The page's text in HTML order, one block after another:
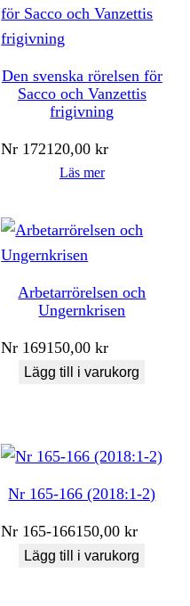
Den svenska rörelsen för
Sacco och Vanzettis
frigivning
Nr 172120,00kr
Läs mer
Arbetarrörelsen och
Ungernkrisen
Nr 169150,00kr
Lägg till i varukorg
Nr 165-166 (2018:1-2)
Nr 165-166150,00kr
Lägg till i varukorg